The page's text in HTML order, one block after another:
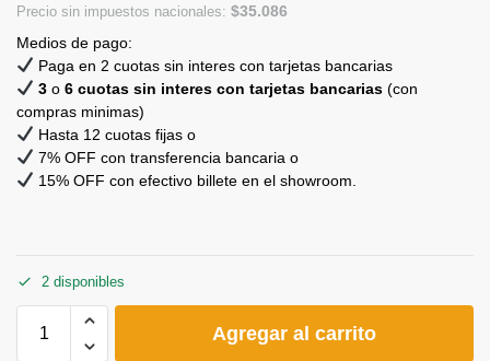
Precio sin impuestos nacionales: $35.086
Medios de pago:
Paga en 2 cuotas sin interes con tarjetas bancarias
3o 6 cuotas sin interes con tarjetas bancarias(con
compras minimas)
Hasta 12 cuotas fijas o
7% OFF con transferencia bancaria o
15% OFF con efectivo billete en el showroom.
2 disponibles
Agregar al carrito